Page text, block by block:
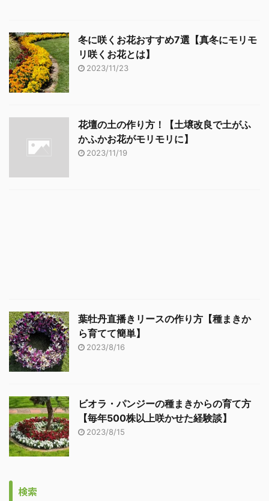
冬に咲くお花おすすめ7選【真冬にモリモ
リ咲くお花とは】
2023/11/23
花壇の土の作り方！【土壌改良で土がふ
かふかお花がモリモリに】
2023/11/19
葉牡丹直播きリースの作り方【種まきか
ら育てて簡単】
2023/8/16
ビオラ・パンジーの種まきからの育て方
【毎年500株以上咲かせた経験談】
2023/8/15
検索